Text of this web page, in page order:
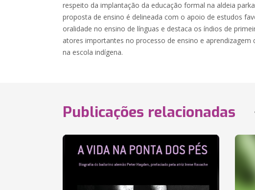
respeito da implantação da educação formal na aldeia
proposta de ensino é delineada com o apoio de estudos
oralidade no ensino de línguas e destaca os índios de
atores importantes no processo de ensino e aprendizagem
na escola indígena.
Publicações relacionadas